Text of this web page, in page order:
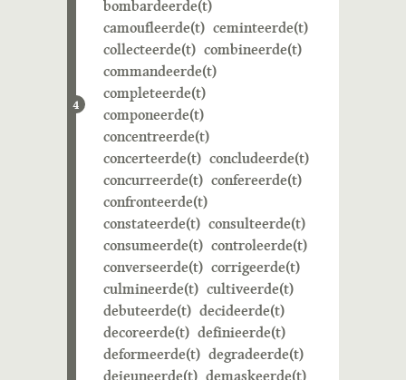
4
bombardeerde(t)
camoufleerde(t) ceminteerde(t)
collecteerde(t) combineerde(t)
commandeerde(t)
completeerde(t)
componeerde(t)
concentreerde(t)
concerteerde(t) concludeerde(t)
concurreerde(t) confereerde(t)
confronteerde(t)
constateerde(t) consulteerde(t)
consumeerde(t) controleerde(t)
converseerde(t) corrigeerde(t)
culmineerde(t) cultiveerde(t)
debuteerde(t) decideerde(t)
decoreerde(t) definieerde(t)
deformeerde(t) degradeerde(t)